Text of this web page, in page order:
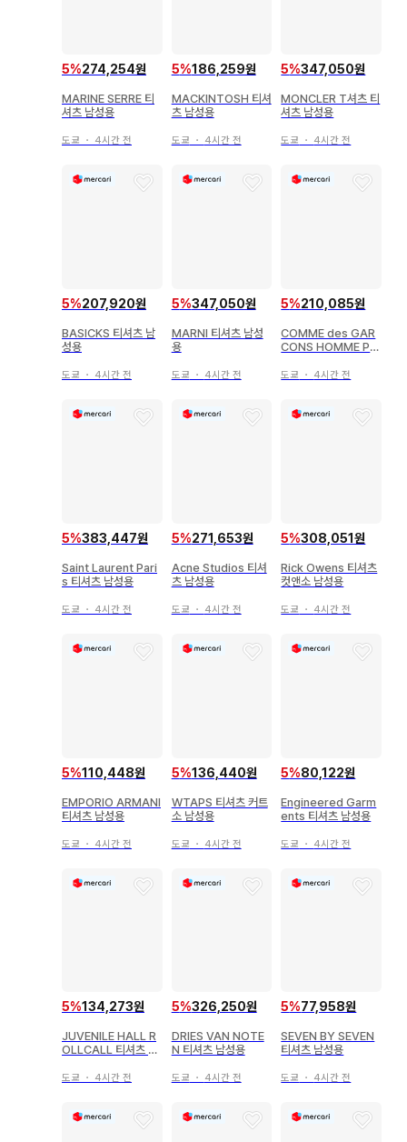
5%274,254원
MARINE SERRE 티
셔츠 남성용
도쿄 ・ 4시간 전
5%186,259원
MACKINTOSH 티셔
츠 남성용
도쿄 ・ 4시간 전
5%347,050원
MONCLER T셔츠 티
셔츠 남성용
도쿄 ・ 4시간 전
5%207,920원
BASICKS 티셔츠 남
성용
도쿄 ・ 4시간 전
5%347,050원
MARNI 티셔츠 남성
용
도쿄 ・ 4시간 전
5%210,085원
COMME des GAR
CONS HOMME PL
도쿄 ・ 4시간 전
5%383,447원
Saint Laurent Pari
s 티셔츠 남성용
도쿄 ・ 4시간 전
5%271,653원
Acne Studios 티셔
츠 남성용
도쿄 ・ 4시간 전
5%308,051원
Rick Owens 티셔츠
컷앤소 남성용
도쿄 ・ 4시간 전
5%110,448원
EMPORIO ARMANI
티셔츠 남성용
도쿄 ・ 4시간 전
5%136,440원
WTAPS 티셔츠 커트
소 남성용
도쿄 ・ 4시간 전
5%80,122원
Engineered Garm
ents 티셔츠 남성용
도쿄 ・ 4시간 전
5%134,273원
JUVENILE HALL R
OLLCALL 티셔츠 남
도쿄 ・ 4시간 전
5%326,250원
DRIES VAN NOTE
N 티셔츠 남성용
도쿄 ・ 4시간 전
5%77,958원
SEVEN BY SEVEN
티셔츠 남성용
도쿄 ・ 4시간 전